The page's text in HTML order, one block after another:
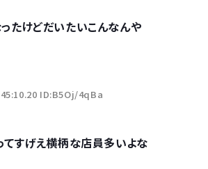
たけどだいたいこんなんや
ID:B5Oj/4qBa
てすげえ横柄な店員多いよな